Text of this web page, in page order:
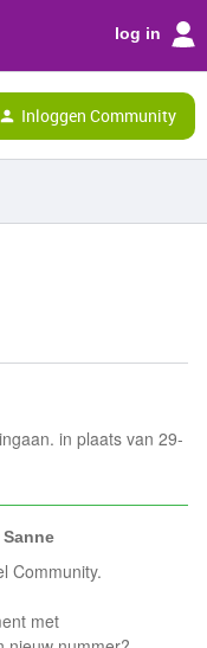
log in
Inloggen Community
in plaats van 29-
Sanne
Community.
met